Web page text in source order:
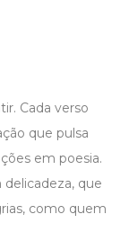
Cada verso
que pulsa
em poesia.
que
como quem